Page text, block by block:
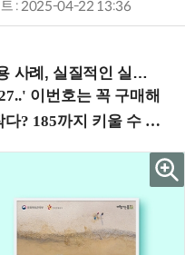
트 : 2025-04-22 13:36
행 전략을 공유 (9/18 양재역)